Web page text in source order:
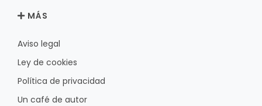
MÁS
Aviso legal
Ley de cookies
Política de privacidad
Un café de autor